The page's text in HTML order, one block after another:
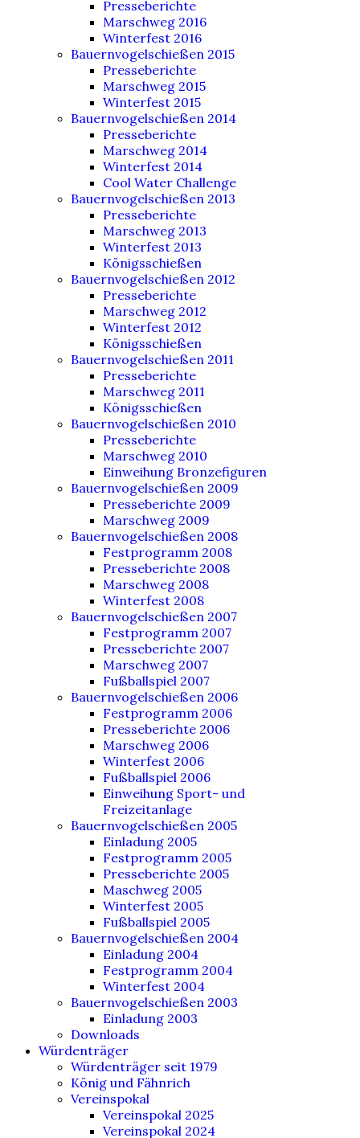
Presseberichte
Marschweg 2016
Winterfest 2016
Bauernvogelschießen 2015
Presseberichte
Marschweg 2015
Winterfest 2015
Bauernvogelschießen 2014
Presseberichte
Marschweg 2014
Winterfest 2014
Cool Water Challenge
Bauernvogelschießen 2013
Presseberichte
Marschweg 2013
Winterfest 2013
Königsschießen
Bauernvogelschießen 2012
Presseberichte
Marschweg 2012
Winterfest 2012
Königsschießen
Bauernvogelschießen 2011
Presseberichte
Marschweg 2011
Königsschießen
Bauernvogelschießen 2010
Presseberichte
Marschweg 2010
Einweihung Bronzefiguren
Bauernvogelschießen 2009
Presseberichte 2009
Marschweg 2009
Bauernvogelschießen 2008
Festprogramm 2008
Presseberichte 2008
Marschweg 2008
Winterfest 2008
Bauernvogelschießen 2007
Festprogramm 2007
Presseberichte 2007
Marschweg 2007
Fußballspiel 2007
Bauernvogelschießen 2006
Festprogramm 2006
Presseberichte 2006
Marschweg 2006
Winterfest 2006
Fußballspiel 2006
Einweihung Sport- und
Freizeitanlage
Bauernvogelschießen 2005
Einladung 2005
Festprogramm 2005
Presseberichte 2005
Maschweg 2005
Winterfest 2005
Fußballspiel 2005
Bauernvogelschießen 2004
Einladung 2004
Festprogramm 2004
Winterfest 2004
Bauernvogelschießen 2003
Einladung 2003
Downloads
Würdenträger
Würdenträger seit 1979
König und Fähnrich
Vereinspokal
Vereinspokal 2025
Vereinspokal 2024